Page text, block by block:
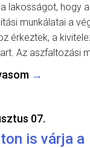
lakosságot, hogy
munkálatai a
érkeztek, a
Az aszfaltozási
→
07.
is várja a